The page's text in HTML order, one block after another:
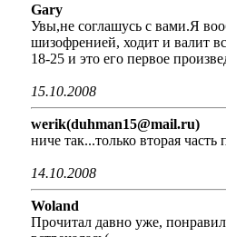
Gary
Увы,не соглашусь с вами.Я
шизофренией, ходит и валит
18-25 и это его первое
15.10.2008
werik(duhman15@mail.ru)
ниче так...только вторая часть
14.10.2008
Woland
Прочитал давно уже,